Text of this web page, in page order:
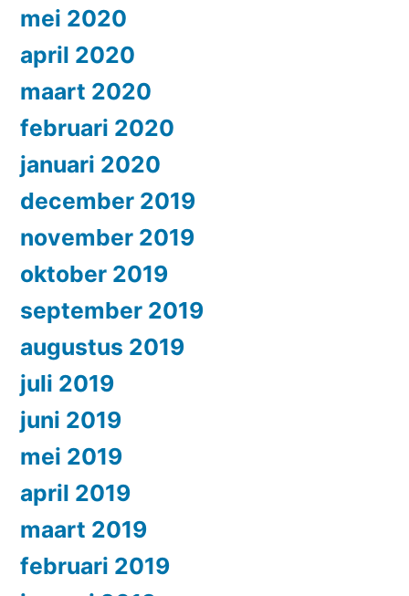
mei 2020
april 2020
maart 2020
februari 2020
januari 2020
december 2019
november 2019
oktober 2019
september 2019
augustus 2019
juli 2019
juni 2019
mei 2019
april 2019
maart 2019
februari 2019